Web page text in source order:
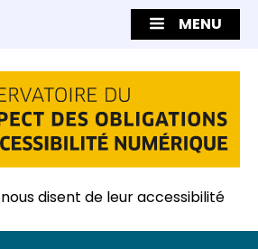
MENU
disent de leur accessibilité